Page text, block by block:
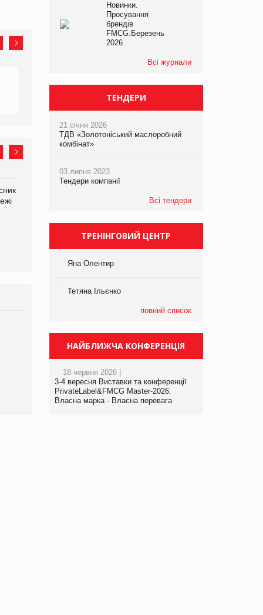
виробництва
компанії «УкраМарин»
Брагина Людмила
Просування компанії на
www.trademaster.ua.
правила. Особливості.
Новинки.
Просування
брендів
FMCG.Березень
2026
Всі журнали
ТЕНДЕРИ
21 січня 2026
ТДВ «Золотоніський маслоробний
комбінат»
03 липня 2023
Тендери компанії
Всі тендери
ТРЕНІНГОВИЙ ЦЕНТР
Яна Олентир
Тетяна Ільєнко
повний список
НАЙБЛИЖЧА КОНФЕРЕНЦІЯ
18 червня 2026 |
3-4 вересня Виставки та конференції
PrivateLabel&FMCG Master-2026:
Власна марка - Власна перевага